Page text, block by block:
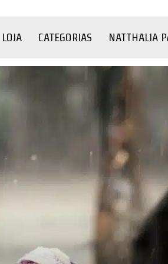
LOJA CATEGORIAS NATTHALIA